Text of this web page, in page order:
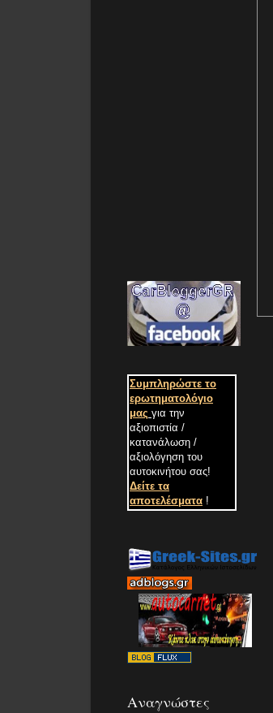
Συμπληρώστε το
ερωτηματολόγιο
μας για την
αξιοπιστία /
κατανάλωση /
αξιολόγηση του
αυτοκινήτου σας!
Δείτε τα
αποτελέσματα !
Αναγνώστες